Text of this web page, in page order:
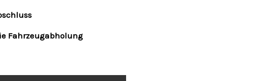
Fahrzeugabholung